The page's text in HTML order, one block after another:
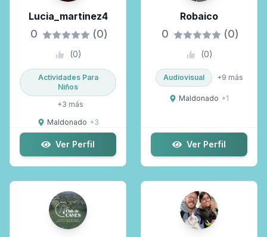
Lucia_martinez4
0 (0)
(0)
Actividades Para
Niños
+3 más
Maldonado +3
Ver Perfil
Robaico
0 (0)
(0)
Audiovisual +9 más
Maldonado +1
Ver Perfil